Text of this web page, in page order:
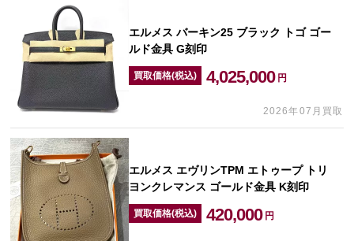
エルメス バーキン25 ブラック トゴ ゴー
ルド金具 G刻印
買取価格(税込) 4,025,000 円
2026年07月買取
エルメス エヴリンTPM エトゥープ トリ
ヨンクレマンス ゴールド金具 K刻印
買取価格(税込) 420,000 円